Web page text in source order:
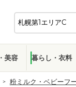
美容 暮らし・衣料
粉ミルク・ベビーフ